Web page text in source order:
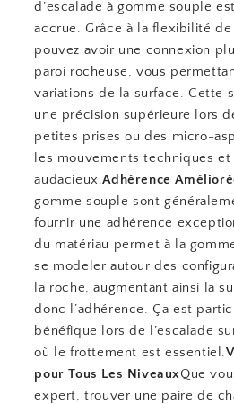
d’escalade à gomme souple
accrue. Grâce à la flexibilité
pouvez avoir une connexion
paroi rocheuse, vous
variations de la surface. Cette
une précision supérieure lors
petites prises ou des micro-
les mouvements techniques et
audacieux.Adhérence
gomme souple sont
fournir une adhérence
du matériau permet à la
se modeler autour des
la roche, augmentant ainsi la
donc l’adhérence. Ça est
bénéfique lors de l’escalade
où le frottement est essentiel.
pour Tous Les NiveauxQue
expert, trouver une paire de